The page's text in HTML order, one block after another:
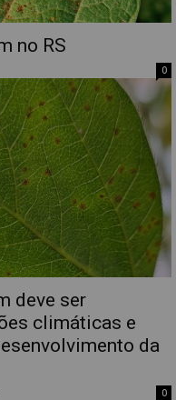
no RS
0
deve ser
climáticas e
da
0